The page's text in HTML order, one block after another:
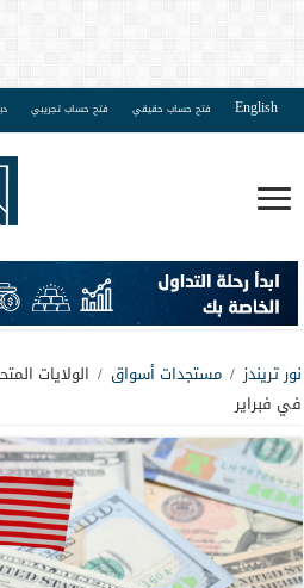
English فتح حساب حقيقي فتح حساب تجريبي
نور تريندز / مستجدات أسواق / الولايات
في فبراير